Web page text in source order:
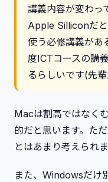
講義内容が変わっ
Apple Silliconだ
使う必修講義があ
度ICTコースの講
るらしいです(先輩
Macは割高ではなく
的だと思います。た
とはあまり考えられま
また、Windowsだけ